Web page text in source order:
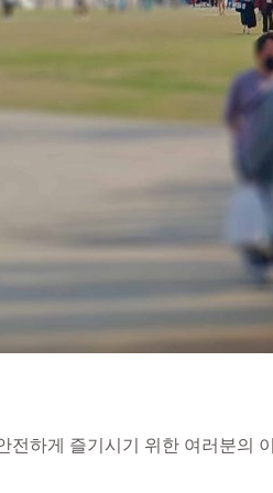
전하게 즐기시기 위한 여러분의